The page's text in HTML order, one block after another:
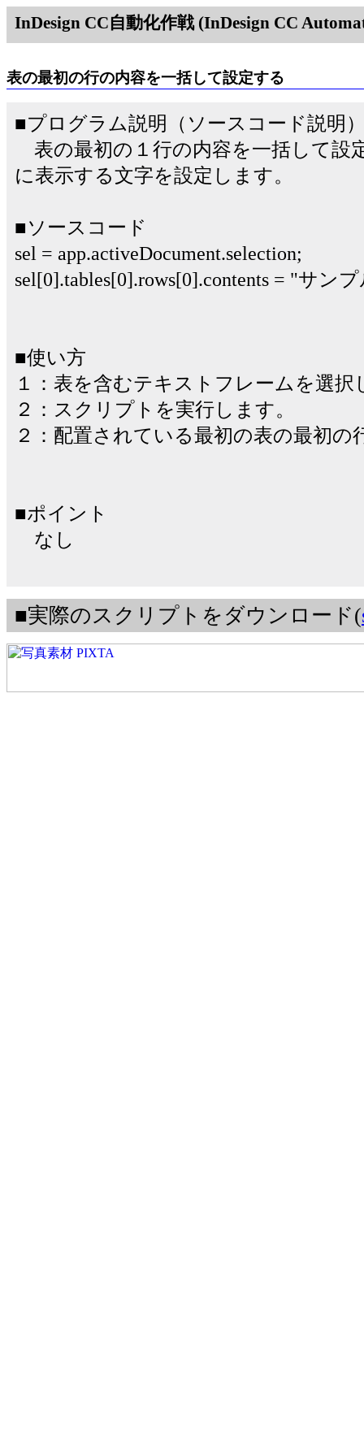
InDesign CC自動化作戦 (InDesign CC
表の最初の行の内容を一括して設定する
■プログラム説明（ソースコード説明
表の最初の１行の内容を一括して設
に表示する文字を設定します。
■ソースコード
sel = app.activeDocument.selection;
sel[0].tables[0].rows[0].contents = "サン
■使い方
１：表を含むテキストフレームを選択
２：スクリプトを実行します。
２：配置されている最初の表の最初の
■ポイント
なし
■実際のスクリプトをダウンロード(